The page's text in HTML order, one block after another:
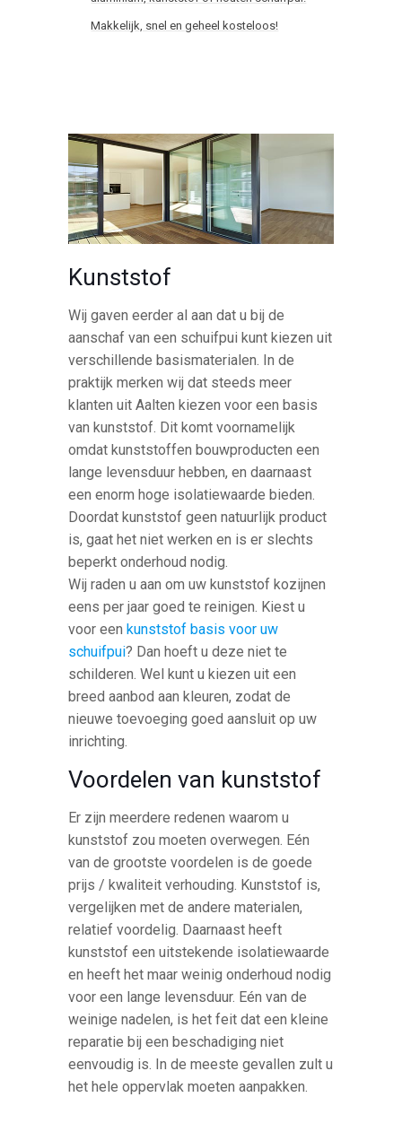
Makkelijk, snel en geheel kosteloos!
Kunststof
Wij gaven eerder al aan dat u bij de
aanschaf van een schuifpui kunt kiezen uit
verschillende basismaterialen. In de
praktijk merken wij dat steeds meer
klanten uit Aalten kiezen voor een basis
van kunststof. Dit komt voornamelijk
omdat kunststoffen bouwproducten een
lange levensduur hebben, en daarnaast
een enorm hoge isolatiewaarde bieden.
Doordat kunststof geen natuurlijk product
is, gaat het niet werken en is er slechts
beperkt onderhoud nodig.
Wij raden u aan om uw kunststof kozijnen
eens per jaar goed te reinigen. Kiest u
voor eenkunststof basis voor uw
schuifpui? Dan hoeft u deze niet te
schilderen. Wel kunt u kiezen uit een
breed aanbod aan kleuren, zodat de
nieuwe toevoeging goed aansluit op uw
inrichting.
Voordelen van kunststof
Er zijn meerdere redenen waarom u
kunststof zou moeten overwegen. Eén
van de grootste voordelen is de goede
prijs / kwaliteit verhouding. Kunststof is,
vergelijken met de andere materialen,
relatief voordelig. Daarnaast heeft
kunststof een uitstekende isolatiewaarde
en heeft het maar weinig onderhoud nodig
voor een lange levensduur. Eén van de
weinige nadelen, is het feit dat een kleine
reparatie bij een beschadiging niet
eenvoudig is. In de meeste gevallen zult u
het hele oppervlak moeten aanpakken.